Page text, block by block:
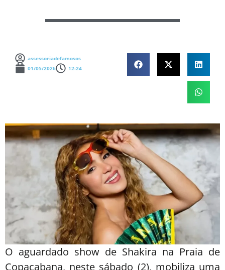
assessoriadefamosos
01/05/2026
12:24
O aguardado show de Shakira na Praia de
Copacabana, neste sábado (2), mobiliza uma